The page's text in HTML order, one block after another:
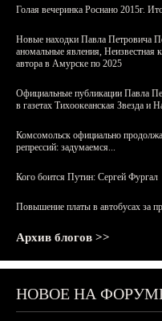
Голая вечеринка Роснано 2015г.
Новые находки Павла Петровича
аномальные явления,
автора в Амурске по 2025
Официальные публикации Павла
в газетах Тихоокеанская Звезда
Комсомольск официально
репрессий: задумаемся...
Кого боится Путин: Сергей Фургал
Повышение платы в автобусах за
Архив блогов >>
НОВОЕ НА